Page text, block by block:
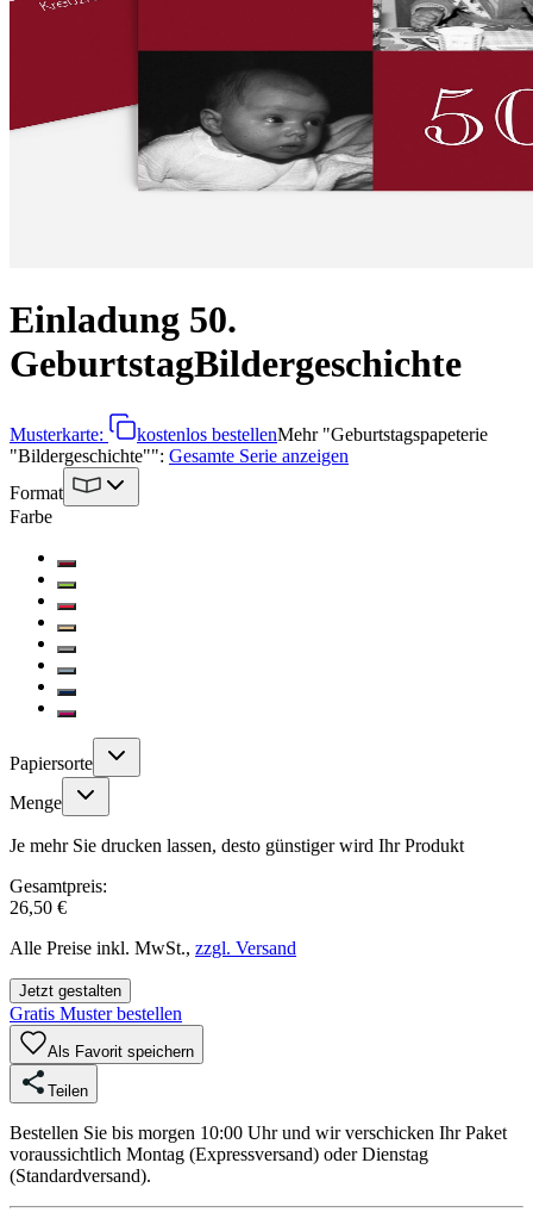
Einladung 50.
GeburtstagBildergeschichte
Musterkarte: kostenlos bestellenMehr"Geburtstagspapeterie
"Bildergeschichte"": Gesamte Serie anzeigen
Format
Farbe
Papiersorte
Menge
Je mehr Sie drucken lassen, desto günstiger wird Ihr Produkt
Gesamtpreis:
26,50 €
Alle Preise inkl. MwSt., zzgl. Versand
Jetzt gestalten
Gratis Muster bestellen
Als Favorit speichern
Teilen
Bestellen Sie bis morgen 10:00 Uhr und wir verschicken Ihr Paket
voraussichtlich Montag (Expressversand) oder Dienstag
(Standardversand).